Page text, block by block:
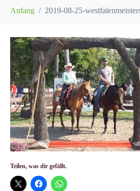
Anfang 2019-08-25-
Teilen, was dir gefällt.